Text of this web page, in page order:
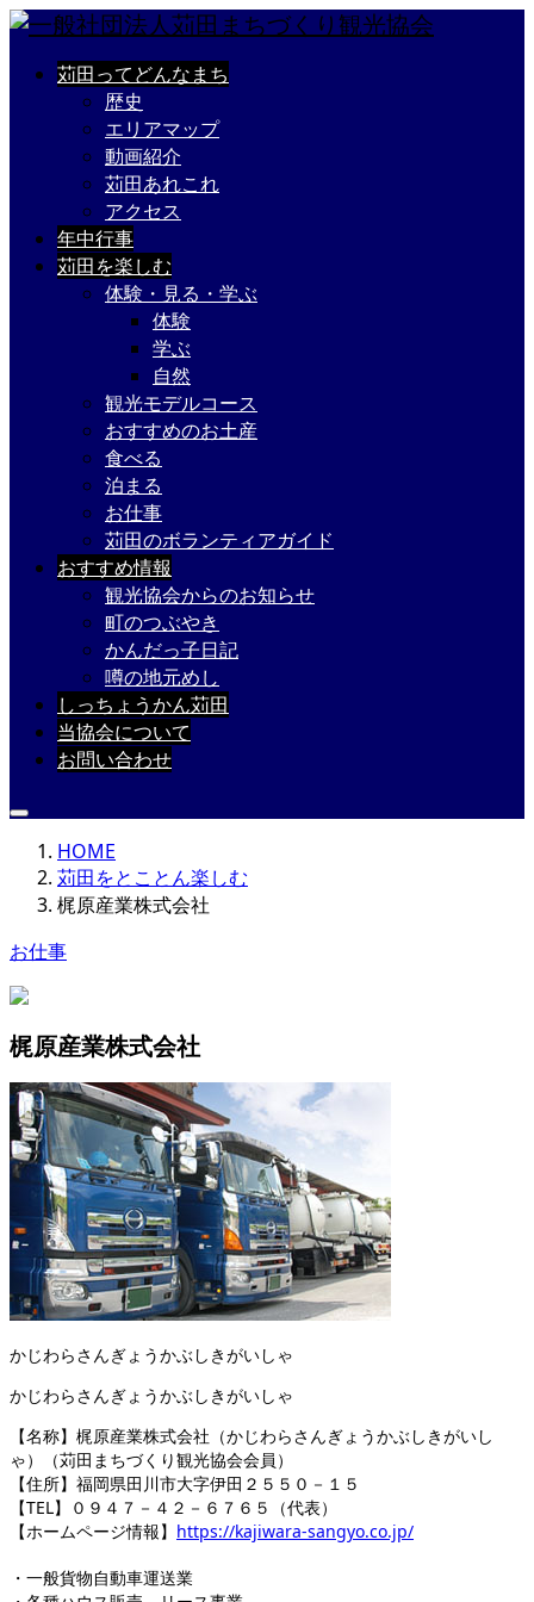
苅田ってどんなまち
歴史
エリアマップ
動画紹介
苅田あれこれ
アクセス
年中行事
苅田を楽しむ
体験・見る・学ぶ
体験
学ぶ
自然
観光モデルコース
おすすめのお土産
食べる
泊まる
お仕事
苅田のボランティアガイド
おすすめ情報
観光協会からのお知らせ
町のつぶやき
かんだっ子日記
噂の地元めし
しっちょうかん苅田
当協会について
お問い合わせ
HOME
苅田をとことん楽しむ
梶原産業株式会社
お仕事
梶原産業株式会社
かじわらさんぎょうかぶしきがいしゃ
かじわらさんぎょうかぶしきがいしゃ
【名称】梶原産業株式会社（かじわらさんぎょうかぶしきがいし
ゃ）（苅田まちづくり観光協会会員）
【住所】福岡県田川市大字伊田２５５０－１５
【TEL】０９４７－４２－６７６５（代表）
【ホームページ情報】 https://kajiwara-sangyo.co.jp/
・一般貨物自動車運送業